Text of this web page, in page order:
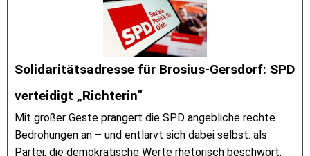
Solidaritätsadresse für Brosius-Gersdorf: SPD
verteidigt „Richterin“
Mit großer Geste prangert die SPD angebliche rechte
Bedrohungen an – und entlarvt sich dabei selbst: als
Partei, die demokratische Werte rhetorisch beschwört,